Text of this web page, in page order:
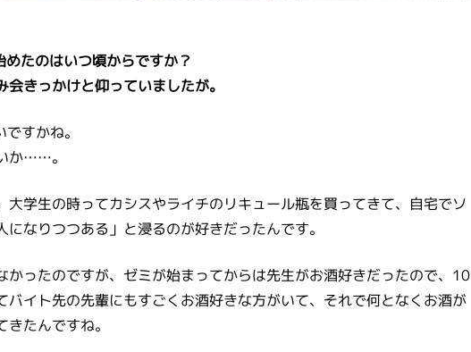
たのはいつ頃からですか？
きっかけと仰っていましたが。
すかね。
か……。
大学生の時ってカシスやライチのリキュール瓶を買ってきて、自宅でソ
なりつつある」と浸るのが好きだったんです。
かったのですが、ゼミが始まってからは先生がお酒好きだったので、10
バイト先の先輩にもすごくお酒好きな方がいて、それで何となくお酒が
たんですね。